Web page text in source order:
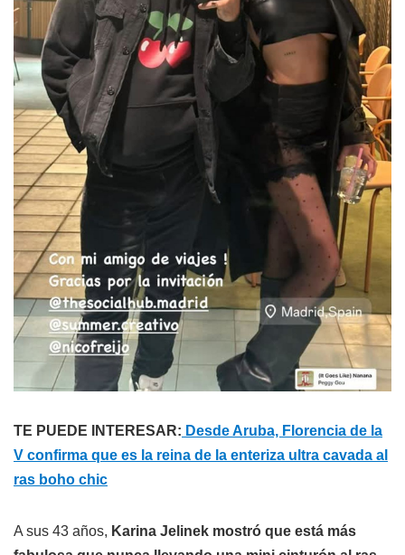
TE PUEDE INTERESAR: Desde Aruba, Florencia de la
V confirma que es la reina de la enteriza ultra cavada al
ras boho chic
A sus 43 años, Karina Jelinek mostró que está más